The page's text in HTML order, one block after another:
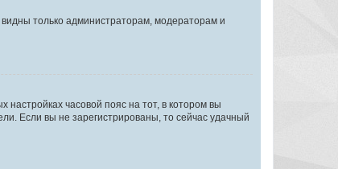
видны только администраторам, модераторам и
настройках часовой пояс на тот, в котором вы
Если вы не зарегистрированы, то сейчас удачный